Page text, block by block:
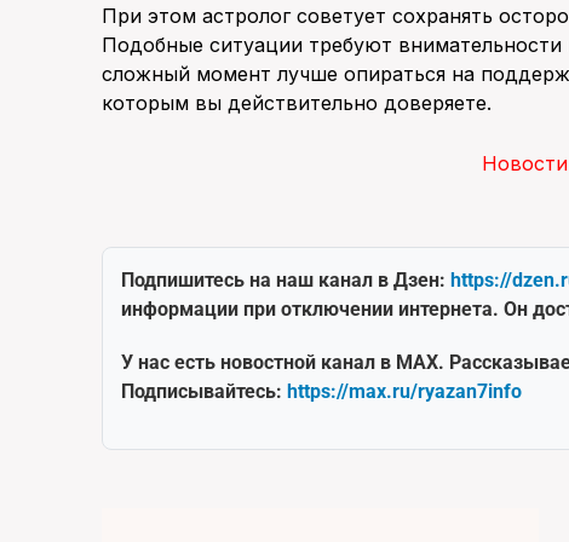
При этом астролог советует сохранять
Подобные ситуации требуют
сложный момент лучше опираться на
которым вы действительно доверяете.
Подпишитесь на наш канал в Дзен: https://
информации при отключении интернета. Он
У нас есть новостной канал в MAX.
Подписывайтесь: https://max.ru/ryazan7info